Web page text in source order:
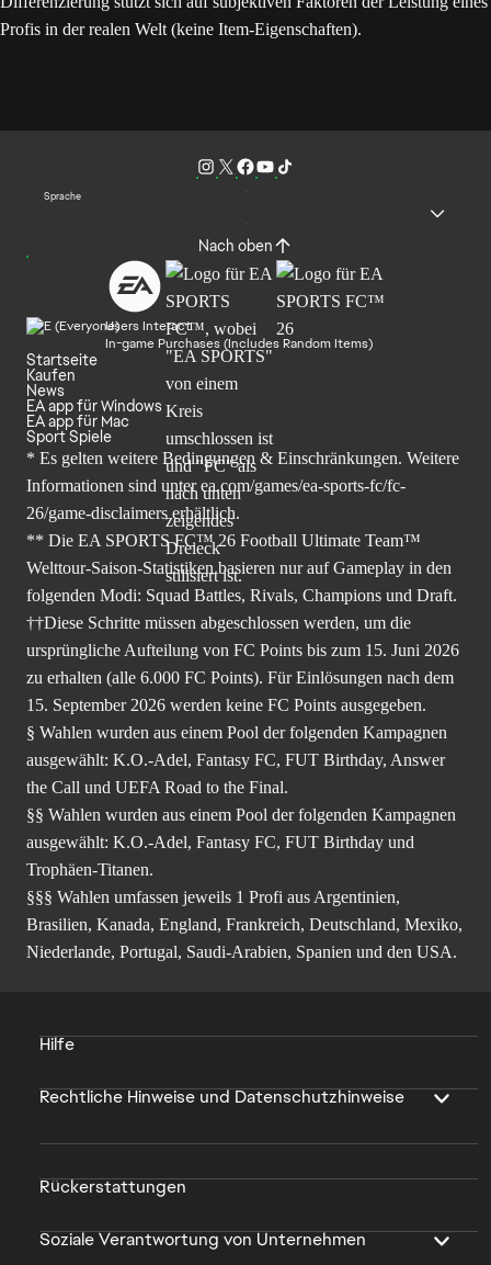
Profis in der realen Welt (keine Item-Eigenschaften).
Sprache
Nach oben
Users Interact
In-game Purchases (Includes Random Items)
Startseite
Kaufen
News
EA app für Windows
EA app für Mac
Sport Spiele
* Es gelten weitere Bedingungen & Einschränkungen. Weitere
Informationen sind unterea.com/games/ea-sports-fc/fc-
26/game-disclaimers erhältlich.
** Die EA SPORTS FC™ 26 Football Ultimate Team™
Welttour-Saison-Statistiken basieren nur auf Gameplay in den
folgenden Modi: Squad Battles, Rivals, Champions und Draft.
††Diese Schritte müssen abgeschlossen werden, um die
ursprüngliche Aufteilung von FC Points bis zum 15. Juni 2026
zu erhalten (alle 6.000 FC Points). Für Einlösungen nach dem
15. September 2026 werden keine FC Points ausgegeben.
§ Wahlen wurden aus einem Pool der folgenden Kampagnen
ausgewählt: K.O.-Adel, Fantasy FC, FUT Birthday, Answer
the Call und UEFA Road to the Final.
§§ Wahlen wurden aus einem Pool der folgenden Kampagnen
ausgewählt: K.O.-Adel, Fantasy FC, FUT Birthday und
Trophäen-Titanen.
§§§ Wahlen umfassen jeweils 1 Profi aus Argentinien,
Brasilien, Kanada, England, Frankreich, Deutschland, Mexiko,
Niederlande, Portugal, Saudi-Arabien, Spanien und den USA.
Hilfe
Rechtliche Hinweise und Datenschutzhinweise
Rückerstattungen
Soziale Verantwortung von Unternehmen